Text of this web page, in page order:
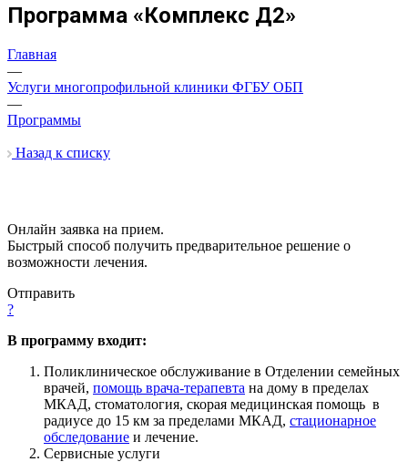
Программа «Комплекс Д2»
Главная
—
Услуги многопрофильной клиники ФГБУ ОБП
—
Программы
Назад к списку
Онлайн заявка на прием.
Быстрый способ получить предварительное решение о
возможности лечения.
Отправить
?
В программу входит:
Поликлиническое обслуживание в Отделении семейных
врачей, помощь врача-терапевта на дому в пределах
МКАД, стоматология, скорая медицинская помощь в
радиусе до 15 км за пределами МКАД, стационарное
обследование и лечение.
Сервисные услуги